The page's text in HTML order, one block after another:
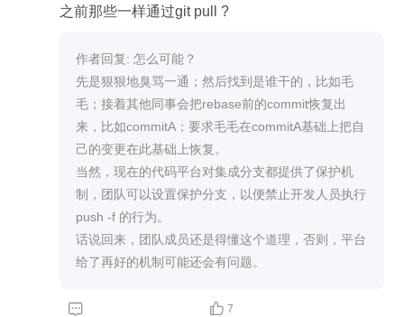
之前那些一样通过git pull ?
作者回复: 怎么可能？
先是狠狠地臭骂一通；然后找到是谁干的，比如毛
毛；接着其他同事会把rebase前的commit恢复出
来，比如commitA；要求毛毛在commitA基础上把自
己的变更在此基础上恢复。
当然，现在的代码平台对集成分支都提供了保护机
制，团队可以设置保护分支，以便禁止开发人员执行
push -f 的行为。
话说回来，团队成员还是得懂这个道理，否则，平台
给了再好的机制可能还会有问题。
  7